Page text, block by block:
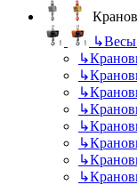
↳Весы
↳
↳
↳
↳
↳
↳
↳
↳